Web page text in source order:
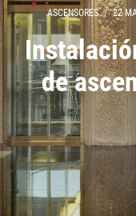
accesibilidad.
ASCENSORES / 22
de